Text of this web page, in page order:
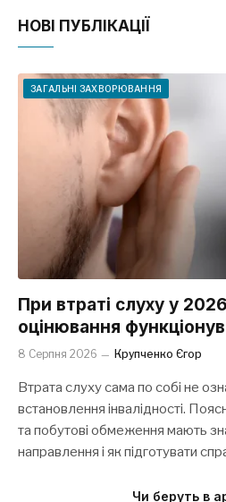
НОВІ ПУБЛІКАЦІЇ
ЗАГАЛЬНІ ЗАХВОРЮВАННЯ
При втраті слуху у
оцінювання
8 Серпня 2026 Крупченко Єгор
Втрата слуху сама по собі не
встановлення інвалідності.
та побутові обмеження мають
направлення і як підготувати
Чи беруть в